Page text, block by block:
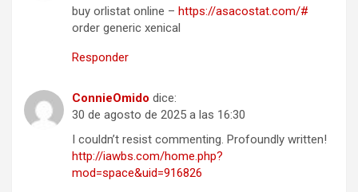
buy orlistat online – https://asacostat.com/#
order generic xenical
Responder
ConnieOmido dice:
30 de agosto de 2025 a las 16:30
I couldn’t resist commenting. Profoundly written!
http://iawbs.com/home.php?
mod=space&uid=916826